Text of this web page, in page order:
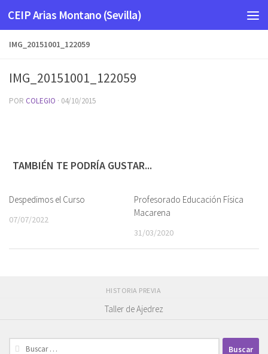
Saltar al contenido
CEIP Arias Montano (Sevilla)
IMG_20151001_122059
IMG_20151001_122059
POR COLEGIO · 04/10/2015
TAMBIÉN TE PODRÍA GUSTAR...
Despedimos el Curso
07/07/2022
Profesorado Educación Física
Macarena
31/03/2020
HISTORIA PREVIA
Taller de Ajedrez
Buscar: